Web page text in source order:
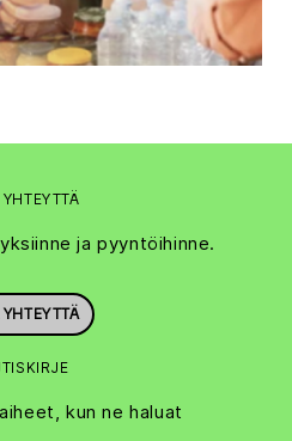
ja pyyntöihinne.
kun ne haluat